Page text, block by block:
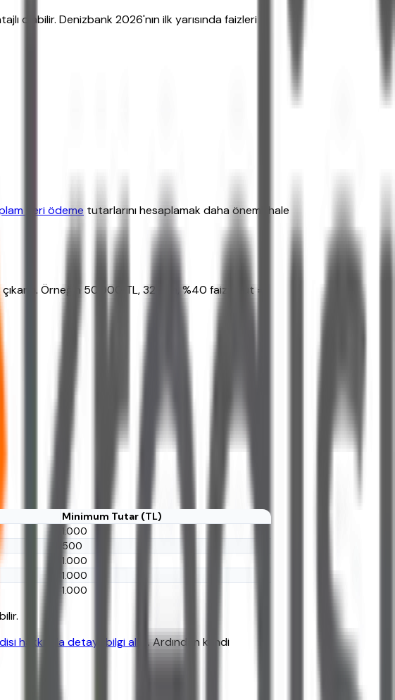
olabilir. Denizbank 2026'nın ilk yarısında faizleri
geri ödeme tutarlarını hesaplamak daha önemli hale
Örneğin 50.000 TL, 32 gün, %40 faiz: Brüt =
Minimum Tutar (TL)
1.000
500
1.000
1.000
1.000
hakkında detaylı bilgi alın
. Ardından kendi